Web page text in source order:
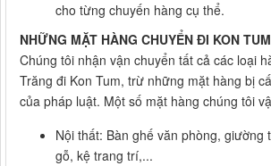
cho từng chuyến hàng cụ thể.
NHỮNG MẶT HÀNG CHUYỂN ĐI KON
Chúng tôi nhận vận chuyển tất cả các loại
Trăng đi Kon Tum, trừ những mặt hàng bị
của pháp luật. Một số mặt hàng chúng tôi
Nội thất: Bàn ghế văn phòng, giường
gỗ, kệ trang trí,...